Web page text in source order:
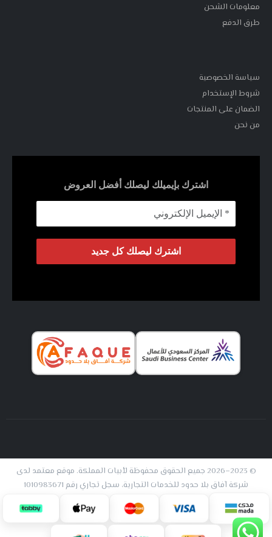
معلومات الشحن
طرق الدفع
سياسة الخصوصية
شروط الإستخدام
الضمان على المنتجات
من نحن
اشترك بإيميلك ليصلك أفضل العروض
© 2023–2026 جميع الحقوق محفوظة لأبيات المملكة. موقع معتمد لدى
شركة آفاق بلا حدود للخدمات التجارية، سجل تجاري رقم 1010983671